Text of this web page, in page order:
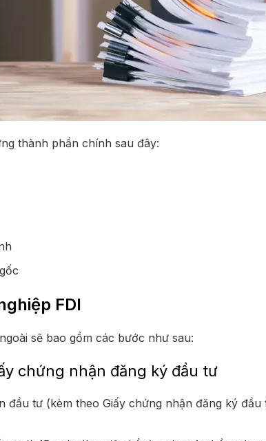
thành phần chính sau đây:
FDI
sẽ bao gồm các bước như sau:
chứng nhận đăng ký đầu tư
đầu tư (kèm theo Giấy chứng nhận đăng ký